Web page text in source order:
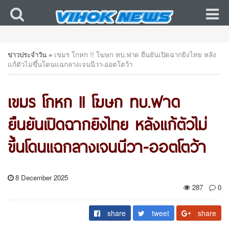
ข่าวประจำวัน » เขมร โกหก !! โฆษก ทบ.ฟาด ยืนยันเปิดฉากยิงไทย หลัง
แก้ตัวไม่ขึ้นโดนแฉกลางเจนนีวา-ออตโตว้า
เขมร โกหก !! โฆษก ทบ.ฟาด
ยืนยันเปิดฉากยิงไทย หลังแก้ตัวไม่
ขึ้นโดนแฉกลางเจนนีวา-ออตโตว้า
8 December 2025
287
0
share tweet share